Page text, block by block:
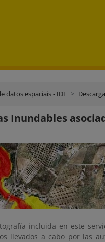
datos espaciais - IDE
Inundables
incluida en este
llevados a cabo por las